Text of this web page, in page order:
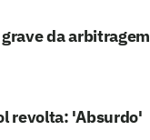
da arbitragem
revolta: 'Absurdo'